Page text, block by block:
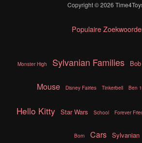
Copyright © 2026
Populaire
Monster High Sylvanian Families
Mouse Disney Fairies Tinkerbell Ben
Hello Kitty Star Wars School Forever
Born Cars Sylvanian